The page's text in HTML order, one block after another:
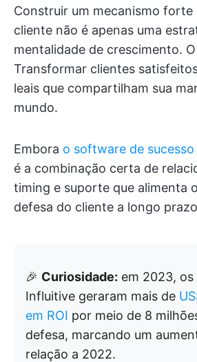
Construir um mecanismo forte
cliente não é apenas uma
mentalidade de crescimento.
Transformar clientes
leais que compartilham sua
mundo.
Embora o software de
é a combinação certa de
timing e suporte que alimenta
defesa do cliente a longo
🎉 Curiosidade: em 2023,
Influitive geraram mais de
em ROI por meio de 8
defesa, marcando um
relação a 2022.